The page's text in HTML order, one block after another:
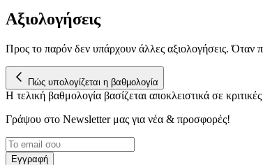
Αξιολογήσεις
Προς το παρόν δεν υπάρχουν άλλες αξιολογήσεις. Όταν
Πώς υπολογίζεται η βαθμολογία
Η τελική βαθμολογία βασίζεται αποκλειστικά σε
Γράψου στο Νewsletter μας για νέα & προσφορές!
Εγγραφή